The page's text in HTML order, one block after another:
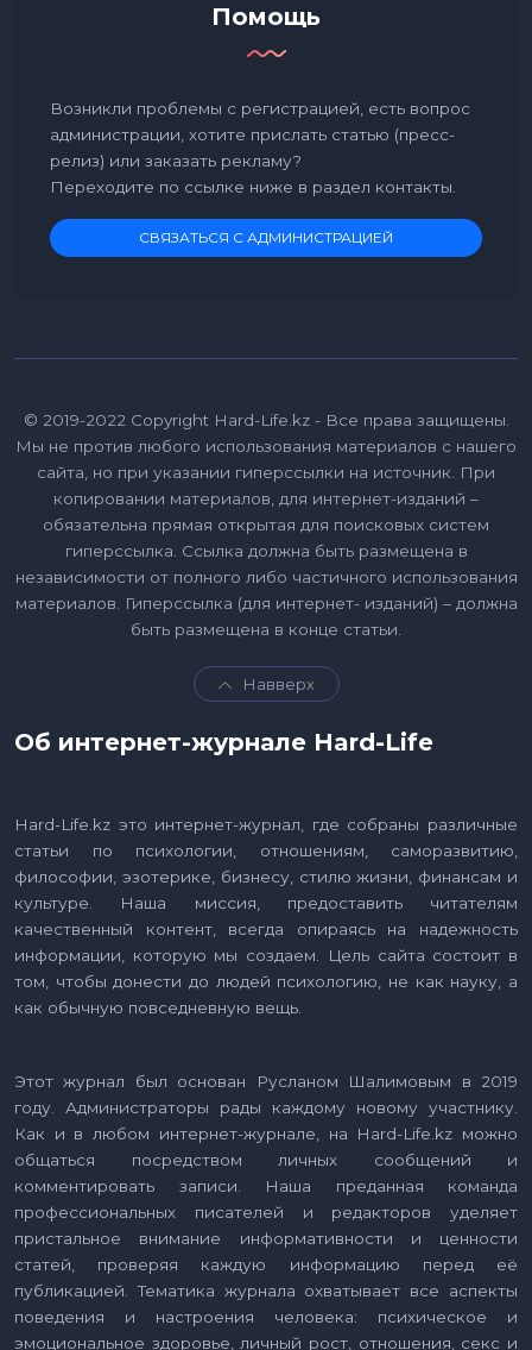
Помощь
Возникли проблемы с регистрацией, есть вопрос
администрации, хотите прислать статью (пресс-
релиз) или заказать рекламу?
Переходите по ссылке ниже в раздел контакты.
СВЯЗАТЬСЯ С АДМИНИСТРАЦИЕЙ
© 2019-2022 Copyright Hard-Life.kz - Все права защищены.
Мы не против любого использования материалов с нашего
сайта, но при указании гиперссылки на источник. При
копировании материалов, для интернет-изданий –
обязательна прямая открытая для поисковых систем
гиперссылка. Ссылка должна быть размещена в
независимости от полного либо частичного использования
материалов. Гиперссылка (для интернет- изданий) – должна
быть размещена в конце статьи.
Навверх
Об интернет-журнале Hard-Life
Hard-Life.kz это интернет-журнал, где собраны различные
статьи по психологии, отношениям, саморазвитию,
философии, эзотерике, бизнесу, стилю жизни, финансам и
культуре. Наша миссия, предоставить читателям
качественный контент, всегда опираясь на надежность
информации, которую мы создаем. Цель сайта состоит в
том, чтобы донести до людей психологию, не как науку, а
как обычную повседневную вещь.
Этот журнал был основан Русланом Шалимовым в 2019
году. Администраторы рады каждому новому участнику.
Как и в любом интернет-журнале, на Hard-Life.kz можно
общаться посредством личных сообщений и
комментировать записи. Наша преданная команда
профессиональных писателей и редакторов уделяет
пристальное внимание информативности и ценности
статей, проверяя каждую информацию перед её
публикацией. Тематика журнала охватывает все аспекты
поведения и настроения человека: психическое и
эмоциональное здоровье, личный рост, отношения, секс и